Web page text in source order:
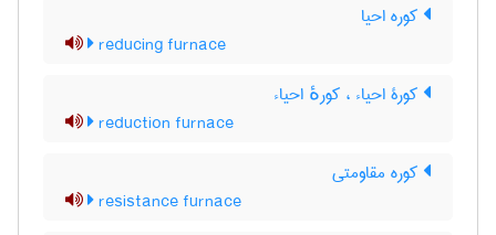
کوره احیا
reducing furnace
کورۀ احیاء ، کورهٔ احیاء
reduction furnace
کوره مقاومتی
resistance furnace